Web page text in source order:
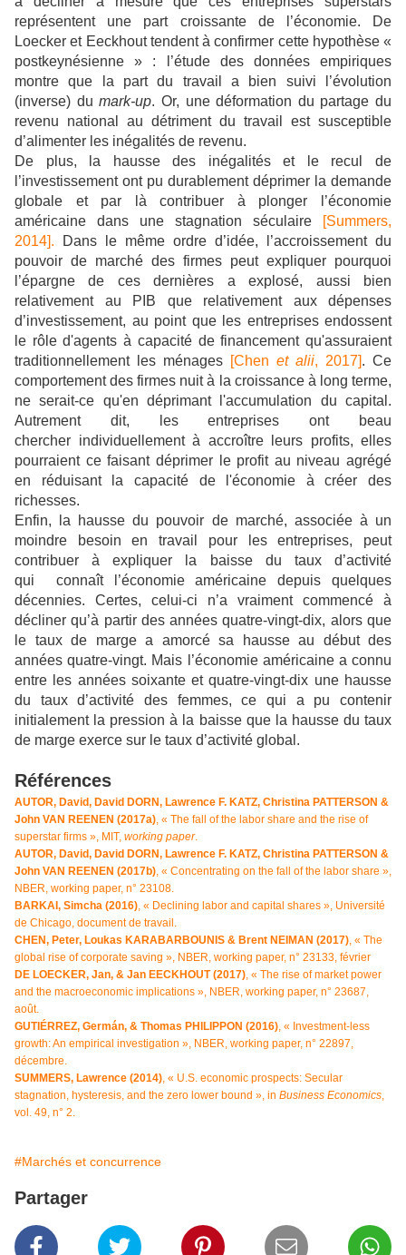
représentent une part croissante de l’économie. De
Loecker et Eeckhout tendent à confirmer cette hypothèse «
postkeynésienne » : l’étude des données empiriques
montre que la part du travail a bien suivi l’évolution
(inverse) dumark-up. Or, une déformation du partage du
revenu national au détriment du travail est susceptible
d’alimenter les inégalités de revenu.
De plus, la hausse des inégalités et le recul de
l’investissement ont pu durablement déprimer la demande
globale et par là contribuer à plonger l’économie
américaine dans une stagnation séculaire [Summers,
2014]. Dans le même ordre d’idée, l’accroissement du
pouvoir de marché des firmes peut expliquer pourquoi
l’épargne de ces dernières a explosé, aussi bien
relativement au PIB que relativement aux dépenses
d’investissement, au point que les entreprises endossent
le rôle d'agents à capacité de financement qu'assuraient
traditionnellement les ménages [Chen et alii, 2017]. Ce
comportement des firmes nuit à la croissance à long terme,
ne serait-ce qu'en déprimant l'accumulation du capital.
Autrement dit, les entreprises ont beau
chercher individuellement à accroître leurs profits, elles
pourraient ce faisant déprimer le profit au niveau agrégé
en réduisant la capacité de l'économie à créer des
richesses.
Enfin, la hausse du pouvoir de marché, associée à un
moindre besoin en travail pour les entreprises, peut
contribuer à expliquer la baisse du taux d’activité
qui connaît l’économie américaine depuis quelques
décennies. Certes, celui-ci n’a vraiment commencé à
décliner qu’à partir des années quatre-vingt-dix, alors que
le taux de marge a amorcé sa hausse au début des
années quatre-vingt. Mais l’économie américaine a connu
entre les années soixante et quatre-vingt-dix une hausse
du taux d’activité des femmes, ce qui a pu contenir
initialement la pression à la baisse que la hausse du taux
de marge exerce sur le taux d’activité global.
Références
AUTOR, David, David DORN, Lawrence F. KATZ, Christina PATTERSON &
John VAN REENEN (2017a), « The fall of the labor share and the rise of
superstar firms », MIT, working paper.
AUTOR, David, David DORN, Lawrence F. KATZ, Christina PATTERSON &
John VAN REENEN (2017b), « Concentrating on the fall of the labor share »,
NBER, working paper, n° 23108.
BARKAI, Simcha (2016), « Declining labor and capital shares », Université
de Chicago, document de travail.
CHEN, Peter, Loukas KARABARBOUNIS & Brent NEIMAN (2017), « The
global rise of corporate saving », NBER, working paper, n° 23133, février
DE LOECKER, Jan, & Jan EECKHOUT (2017), « The rise of market power
and the macroeconomic implications », NBER, working paper, n° 23687,
août.
GUTIÉRREZ, Germán, & Thomas PHILIPPON (2016), « Investment-less
growth: An empirical investigation », NBER, working paper, n° 22897,
décembre.
SUMMERS, Lawrence (2014), « U.S. economic prospects: Secular
stagnation, hysteresis, and the zero lower bound », in Business Economics,
vol. 49, n° 2.
#Marchés et concurrence
Partager